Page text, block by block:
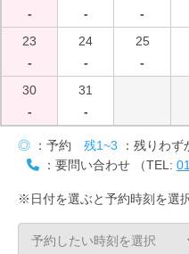
-
-
-
23
-
24
-
25
-
30
-
31
-
◎ ：予約 残1~3 ：残りわず
：要問い合わせ （TEL:
※日付を選ぶと予約時刻を選